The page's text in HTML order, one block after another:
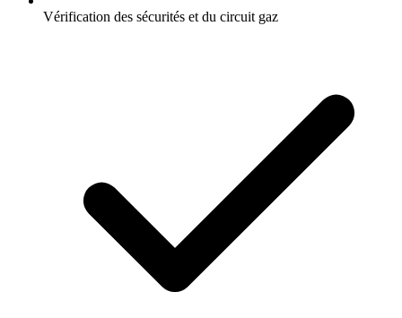
Vérification des sécurités et du circuit gaz